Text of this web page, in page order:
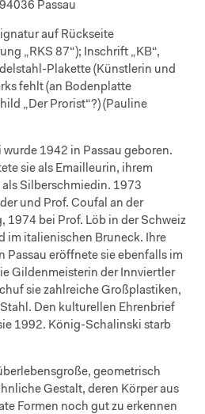
Passau
auf Rückseite
„RKS 87“); Inschrift „KB“,
Plakette (Künstlerin und
fehlt (an Bodenplatte
„Der Prorist“?) (Pauline
1942 in Passau geboren.
sie als Emailleurin, ihrem
Silberschmiedin. 1973
und Prof. Coufal an der
1974 bei Prof. Löb in der Schweiz
im italienischen Bruneck. Ihre
Passau eröffnete sie ebenfalls im
Gildenmeisterin der Innviertler
sie zahlreiche Großplastiken,
Den kulturellen Ehrenbrief
1992. König-Schalinski starb
geometrisch
Gestalt, deren Körper aus
Formen noch gut zu erkennen